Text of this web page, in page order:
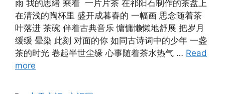
雨 我的思绪 乘着 一片片茶 在祁阳石制作的茶盘上
在清浅的陶杯里 盛开成暮春的 一幅画 思念随着茶
叶落进 茶碗 伴着古典音乐 慵慵懒懒地舒展 把岁月
缓缓 晕染 此刻 对面的你 如同古诗词中的少年 一盏
茶的时光 卷起半世尘缘 心事随着茶水热气 … Read
more